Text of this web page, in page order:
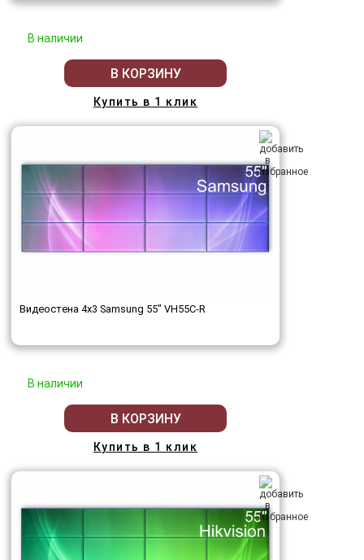
В наличии
В КОРЗИНУ
Купить в 1 клик
Видеостена 4x3 Samsung 55" VH55C-R
В наличии
В КОРЗИНУ
Купить в 1 клик